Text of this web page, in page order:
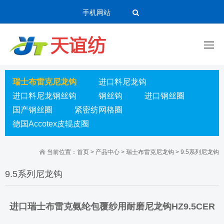
手机网站
瑞士布雷克尼龙钩
进口料尼龙钩
进口料尼龙钢丝钩
钢丝钩
进口钢丝圈
国产钢丝圈
紧密纺网格圈
德国Accotex皮辊皮圈
当前位置： 首页 > 产品中心 > 瑞士布雷克尼龙钩 > 9.5系列尼龙钩
9.5系列尼龙钩
进口瑞士布雷克氨纶包覆纱用耐磨尼龙钩HZ9.5CER